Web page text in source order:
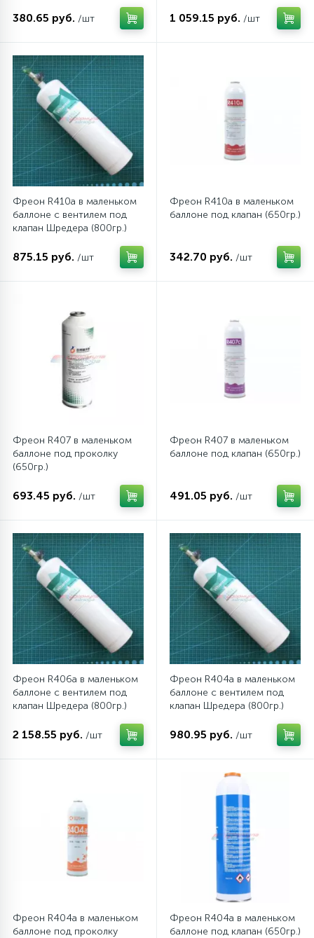
45
Смазки
Стекла люка
Суппорты (ступицы)
Таходатчики
6
ТЭНы (нагревательные элементы)
90
Улитки помп
Шкивы барабана
Шланги залива
Шланги слива
Щетки двигателя
20
Электронные модули
30
380.65 руб. /шт 1 059.15 руб. /шт
Фреон R410a в маленьком
баллоне с вентилем под
клапан Шредера (800гр.)
875.15 руб. /шт
Фреон R410a в маленьком
баллоне под клапан (650гр.)
342.70 руб. /шт
Фреон R407 в маленьком
баллоне под проколку
(650гр.)
693.45 руб. /шт
Фреон R407 в маленьком
баллоне под клапан (650гр.)
491.05 руб. /шт
Фреон R406a в маленьком
баллоне с вентилем под
клапан Шредера (800гр.)
2 158.55 руб. /шт
Фреон R404a в маленьком
баллоне с вентилем под
клапан Шредера (800гр.)
980.95 руб. /шт
Фреон R404a в маленьком
баллоне под проколку
Фреон R404a в маленьком
баллоне под клапан (650гр.)